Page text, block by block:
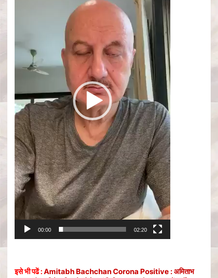
00:00 02:20
इसे भी पढें :Amitabh Bachchan Corona Positive : अमिताभ